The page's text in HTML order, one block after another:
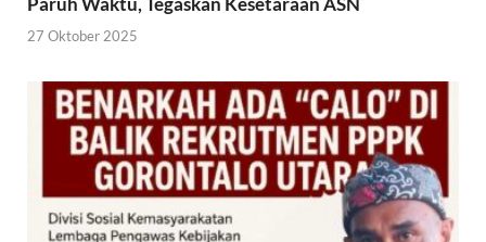
27 Oktober 2025